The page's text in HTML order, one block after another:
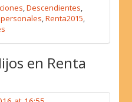
,Descendientes
,Renta2015
en Renta